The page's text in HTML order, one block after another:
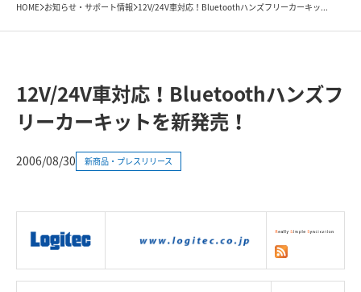
HOME お知らせ・サポート情報 12V/24V車対応！Bluetoothハンズフリーカーキッ...
12V/24V車対応！Bluetoothハンズフ
リーカーキットを新発売！
2006/08/30 新商品・プレスリリース